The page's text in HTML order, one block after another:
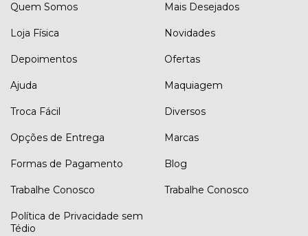
Quem Somos
Loja Física
Depoimentos
Ajuda
Troca Fácil
Opções de Entrega
Formas de Pagamento
Trabalhe Conosco
Política de Privacidade sem
Tédio
Mais Desejados
Novidades
Ofertas
Maquiagem
Diversos
Marcas
Blog
Trabalhe Conosco